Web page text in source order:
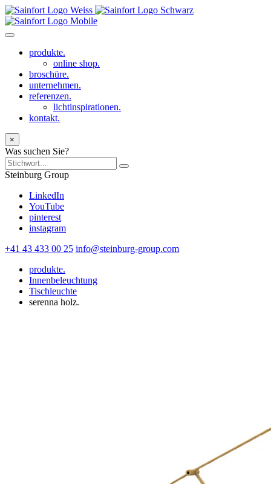
produkte.
online shop.
broschüre.
unternehmen.
referenzen.
lichtinspirationen.
kontakt.
×
Was suchen Sie?
Steinburg Group
LinkedIn
YouTube
pinterest
instagram
+41 43 433 00 25 info@steinburg-group.com
produkte.
Innenbeleuchtung
Tischleuchte
serenna holz.